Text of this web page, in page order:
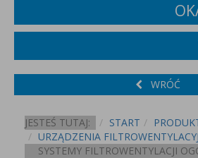
WRÓĆ
JESTEŚ TUTAJ: START
URZĄDZENIA
SYSTEMY FILTROWENTYLACJI